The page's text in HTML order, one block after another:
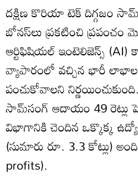
దక్షిణ కొరియా టెక్ దిగ్గజం
బోనస్‌లు ప్రకటించి ప్రపంచం
ఆర్టిఫిషియల్ ఇంటెలిజెన్స్ (AI)
వ్యాపారంలో వచ్చిన భారీ
పంచుకోవాలని
సామ్‌సంగ్ ఆదాయం 49 రెట్లు
విభాగానికి చెందిన ఒక్కొక్క
(సుమారు రూ. 3.3 కోట్లు)
profits).